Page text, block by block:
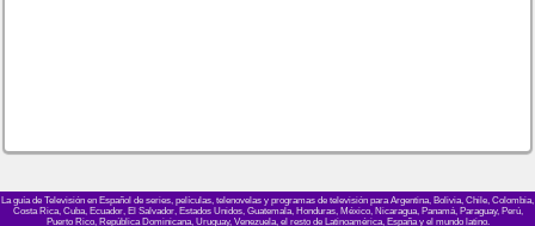
La guía de Televisión en Español de series, películas, telenovelas y programas de televisión para Argentina, Bolivia, Chile, Colombia,
Costa Rica, Cuba, Ecuador, El Salvador, Estados Unidos, Guatemala, Honduras, México, Nicaragua, Panamá, Paraguay, Perú,
Puerto Rico, República Dominicana, Uruguay, Venezuela, el resto de Latinoamérica, España y el mundo latino.